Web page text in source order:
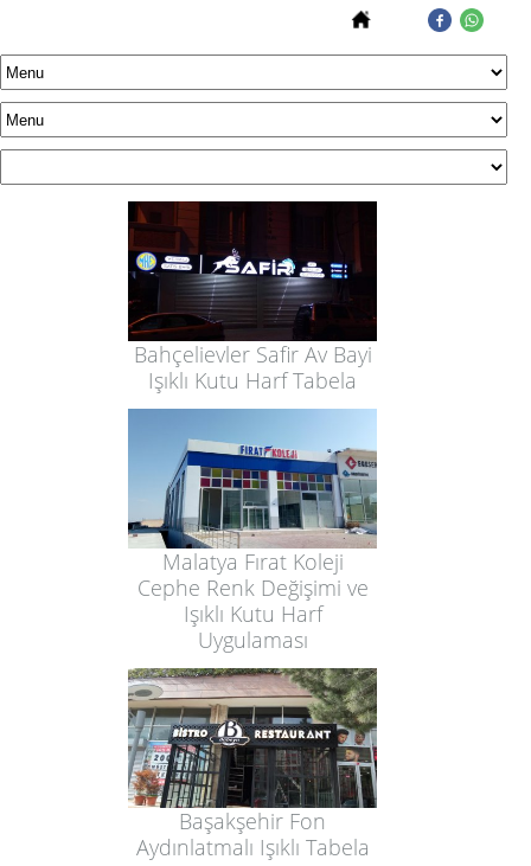
Bahçelievler Safir Av Bayi
Işıklı Kutu Harf Tabela
Malatya Fırat Koleji
Cephe Renk Değişimi ve
Işıklı Kutu Harf
Uygulaması
Başakşehir Fon
Aydınlatmalı Işıklı Tabela